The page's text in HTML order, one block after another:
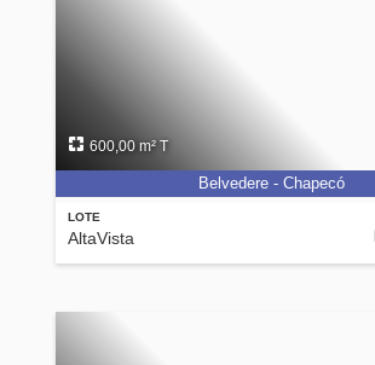
LOTE
AltaVista
600,00 m² T
Belvedere - Chapecó